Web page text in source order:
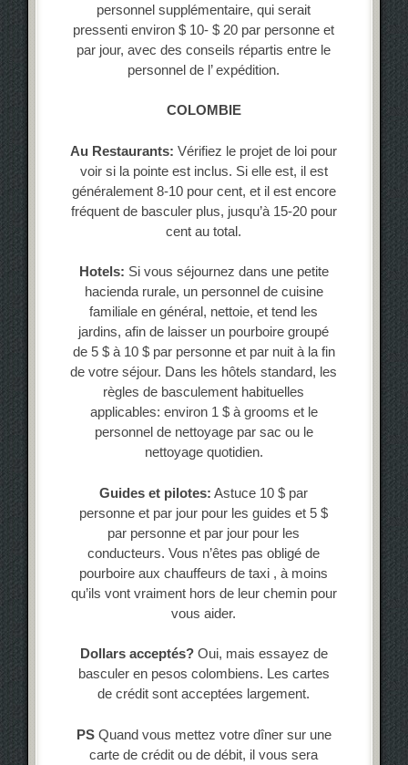
personnel supplémentaire, qui serait
pressenti environ $ 10- $ 20 par personne et
par jour, avec des conseils répartis entre le
personnel de l’ expédition.
COLOMBIE
Au Restaurants: Vérifiez le projet de loi pour
voir si la pointe est inclus. Si elle est, il est
généralement 8-10 pour cent, et il est encore
fréquent de basculer plus, jusqu’à 15-20 pour
cent au total.
Hotels: Si vous séjournez dans une petite
hacienda rurale, un personnel de cuisine
familiale en général, nettoie, et tend les
jardins, afin de laisser un pourboire groupé
de 5 $ à 10 $ par personne et par nuit à la fin
de votre séjour. Dans les hôtels standard, les
règles de basculement habituelles
applicables: environ 1 $ à grooms et le
personnel de nettoyage par sac ou le
nettoyage quotidien.
Guides et pilotes: Astuce 10 $ par
personne et par jour pour les guides et 5 $
par personne et par jour pour les
conducteurs. Vous n’êtes pas obligé de
pourboire aux chauffeurs de taxi , à moins
qu’ils vont vraiment hors de leur chemin pour
vous aider.
Dollars acceptés? Oui, mais essayez de
basculer en pesos colombiens. Les cartes
de crédit sont acceptées largement.
PSQuand vous mettez votre dîner sur une
carte de crédit ou de débit, il vous sera